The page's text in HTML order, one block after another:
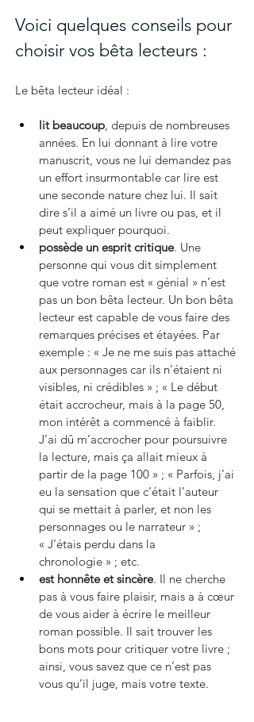
Voici quelques conseils pour
choisir vos bêta lecteurs :
Le bêta lecteur idéal :
lit beaucoup, depuis de nombreuses
années. En lui donnant à lire votre
manuscrit, vous ne lui demandez pas
un effort insurmontable car lire est
une seconde nature chez lui. Il sait
dire s’il a aimé un livre ou pas, et il
peut expliquer pourquoi.
possède un esprit critique. Une
personne qui vous dit simplement
que votre roman est « génial » n’est
pas un bon bêta lecteur. Un bon bêta
lecteur est capable de vous faire des
remarques précises et étayées. Par
exemple : « Je ne me suis pas attaché
aux personnages car ils n’étaient ni
visibles, ni crédibles » ; « Le début
était accrocheur, mais à la page 50,
mon intérêt a commencé à faiblir.
J’ai dû m’accrocher pour poursuivre
la lecture, mais ça allait mieux à
partir de la page 100 » ; « Parfois, j’ai
eu la sensation que c’était l’auteur
qui se mettait à parler, et non les
personnages ou le narrateur » ;
« J’étais perdu dans la
chronologie » ; etc.
est honnête et sincère. Il ne cherche
pas à vous faire plaisir, mais a à cœur
de vous aider à écrire le meilleur
roman possible. Il sait trouver les
bons mots pour critiquer votre livre ;
ainsi, vous savez que ce n’est pas
vous qu’il juge, mais votre texte.